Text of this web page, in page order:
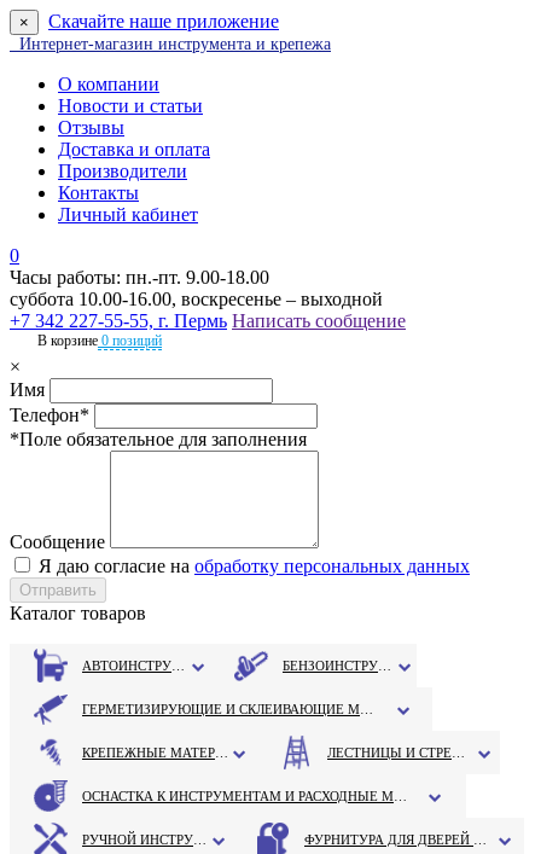
× Скачайте наше приложение
Интернет-магазин инструмента и крепежа
О компании
Новости и статьи
Отзывы
Доставка и оплата
Производители
Контакты
Личный кабинет
0
Часы работы: пн.-пт. 9.00-18.00
суббота 10.00-16.00, воскресенье – выходной
+7 342 227-55-55, г. Пермь Написать сообщение
В корзине 0 позиций
×
Имя
Телефон*
*Поле обязательное для заполнения
Сообщение
Я даю согласие на обработку персональных данных
Каталог товаров